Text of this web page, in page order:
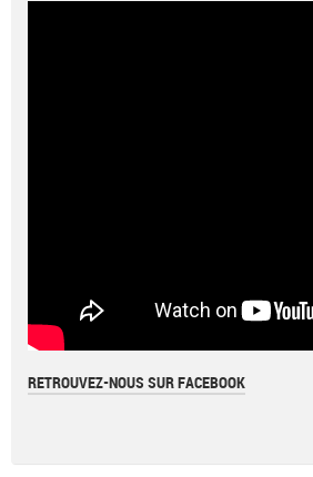
RETROUVEZ-NOUS SUR FACEBOOK